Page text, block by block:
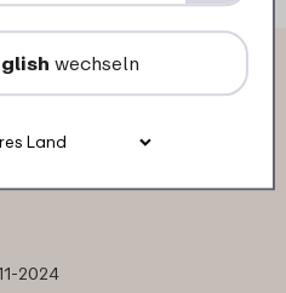
Kunden über
Silueta 210
2024
wechseln